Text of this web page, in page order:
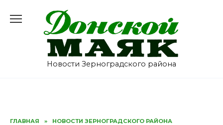
содержанию
Новости Зерноградского района
ГЛАВНАЯ » НОВОСТИ ЗЕРНОГРАДСКОГО РАЙОНА